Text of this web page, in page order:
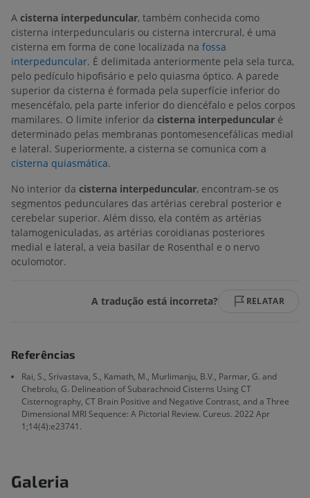
A cisterna interpeduncular, também conhecida como
cisterna interpeduncularis ou cisterna intercrural, é uma
cisterna em forma de cone localizada na fossa
interpeduncular. É delimitada anteriormente pela sela turca,
pelo pedículo hipofisário e pelo quiasma óptico. A parede
superior da cisterna é formada pela superfície inferior do
mesencéfalo, pela parte inferior do diencéfalo e pelos corpos
mamilares. O limite inferior da cisterna interpeduncular é
determinado pelas membranas pontomesencefálicas medial
e lateral. Superiormente, a cisterna se comunica com a
cisterna quiasmática.
No interior da cisterna interpeduncular, encontram-se os
segmentos pedunculares das artérias cerebral posterior e
cerebelar superior. Além disso, ela contém as artérias
talamogeniculadas, as artérias coroidianas posteriores
medial e lateral, a veia basilar de Rosenthal e o nervo
oculomotor.
A tradução está incorreta? RELATAR
Referências
Rai, S., Srivastava, S., Kamath, M., Murlimanju, B.V., Parmar, G. and
Chebrolu, G. Delineation of Subarachnoid Cisterns Using CT
Cisternography, CT Brain Positive and Negative Contrast, and a Three
Dimensional MRI Sequence: A Pictorial Review. Cureus. 2022 Apr
1;14(4):e23741.
Galeria